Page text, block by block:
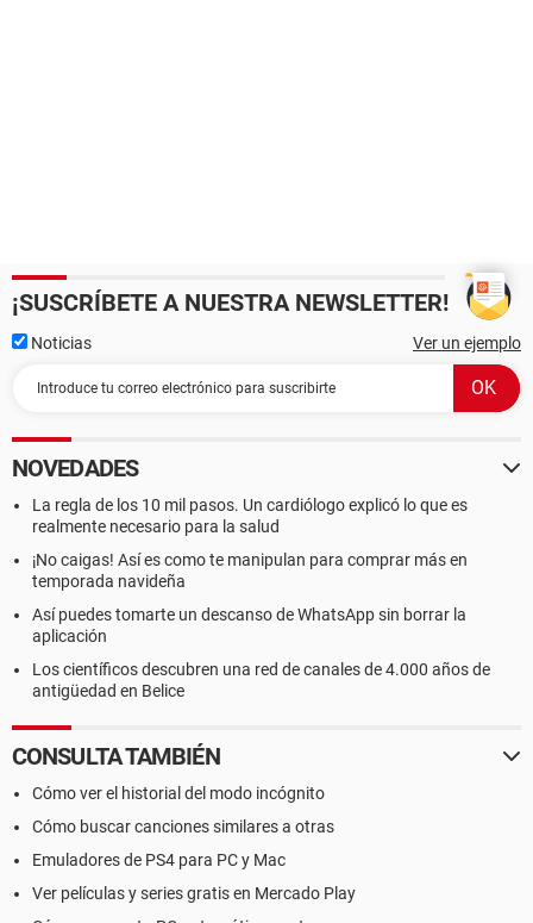
¡SUSCRÍBETE A NUESTRA NEWSLETTER!
Noticias Ver un ejemplo
NOVEDADES
La regla de los 10 mil pasos. Un cardiólogo explicó lo que es
realmente necesario para la salud
¡No caigas! Así es como te manipulan para comprar más en
temporada navideña
Así puedes tomarte un descanso de WhatsApp sin borrar la
aplicación
Los científicos descubren una red de canales de 4.000 años de
antigüedad en Belice
CONSULTA TAMBIÉN
Cómo ver el historial del modo incógnito
Cómo buscar canciones similares a otras
Emuladores de PS4 para PC y Mac
Ver películas y series gratis en Mercado Play